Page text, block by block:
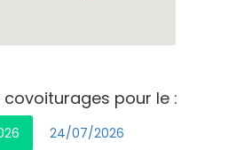
pour le :
24/07/2026